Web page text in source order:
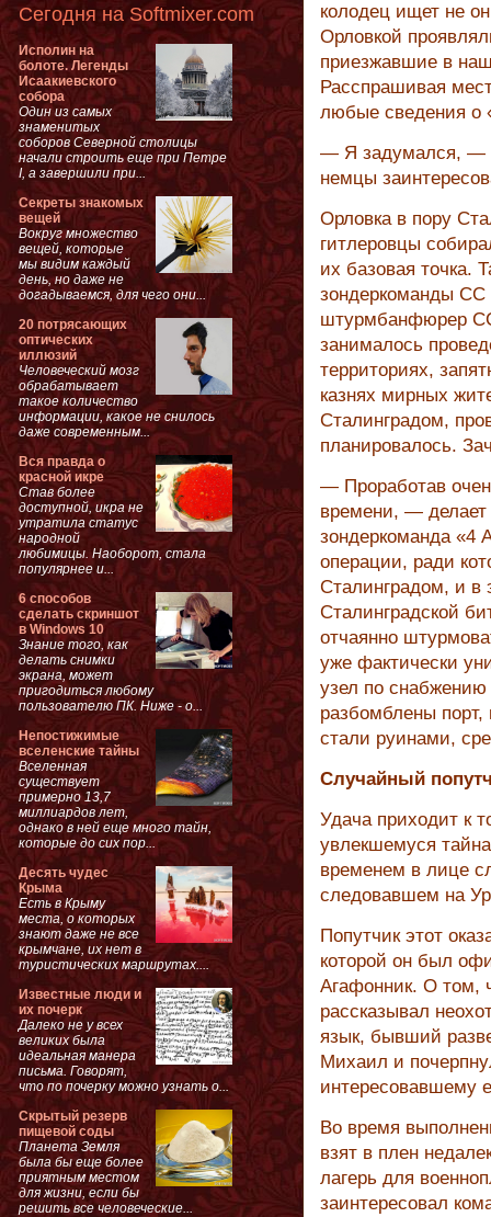
колодец ищет не
Орловкой
приезжавшие в
Расспрашивая
любые сведения о
— Я задумался, —
немцы
Орловка в пору
гитлеровцы
их базовая точка.
зондеркоманды СС
штурмбанфюрер
занималось
территориях,
казнях мирных
Сталинградом,
планировалось.
— Проработав
времени, —
зондеркоманда «4
операции, ради
Сталин­градом, и в
Сталинградской
отчаянно
уже фактически
узел по
разбомблены
стали руинами,
Случайный
Удача приходит к
увлекшемуся
временем в лице
следовавшем на
Попутчик этот
которой он был
Агафонник. О том,
рассказывал
язык, бывший
Михаил и
интересовавшему
Во время
взят в плен
лагерь для
заинтересовал
Сегодня на Softmixer.com
Исполин на
болоте. Легенды
Исаакиевского
собора
Один из самых
знаменитых
соборов Северной столицы
начали строить еще при Петре
I, а завершили при...
Секреты знакомых
вещей
Вокруг множество
вещей, которые
мы видим каждый
день, но даже не
догадываемся, для чего они...
20 потрясающих
оптических
иллюзий
Человеческий мозг
обрабатывает
такое количество
информации, какое не снилось
даже современным...
Вся правда о
красной икре
Став более
доступной, икра не
утратила статус
народной
любимицы. Наоборот, стала
популярнее и...
6 способов
сделать скриншот
в Windows 10
Знание того, как
делать снимки
экрана, может
пригодиться любому
пользователю ПК. Ниже - о...
Непостижимые
вселенские тайны
Вселенная
существует
примерно 13,7
миллиардов лет,
однако в ней еще много тайн,
которые до сих пор...
Десять чудес
Крыма
Есть в Крыму
места, о которых
знают даже не все
крымчане, их нет в
туристических маршрутах....
Известные люди и
их почерк
Далеко не у всех
великих была
идеальная манера
письма. Говорят,
что по почерку можно узнать о...
Скрытый резерв
пищевой соды
Планета Земля
была бы еще более
приятным местом
для жизни, если бы
решить все человеческие...